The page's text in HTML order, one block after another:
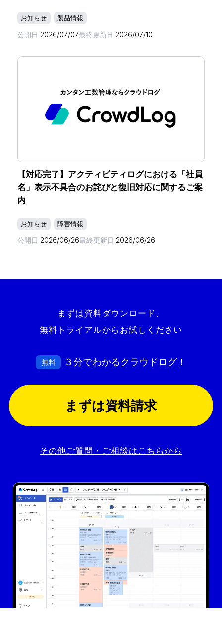
お知らせ 製品情報
公開日 2026/07/07最終更新日 2026/07/10
【対応完了】アクティビティログにおける「社員
名」表示不具合のお詫びと復旧対応に関するご案
内
お知らせ 障害情報
公開日 2026/06/26最終更新日 2026/06/26
まずは資料ダウンロード、
無料トライアルからお試しください
無料 ３分でわかるクラウドログ！
まずは資料請求
その他ご質問・ご相談はこちらから